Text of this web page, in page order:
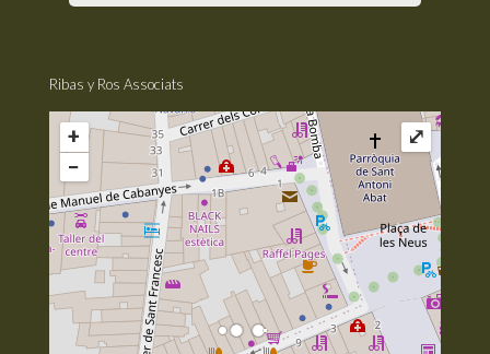
Ribas y Ros Associats
+
−
⤢